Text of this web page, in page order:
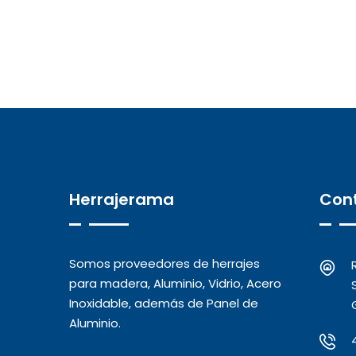
Herrajerama
Somos proveedores de herrajes
para madera, Aluminio, Vidrio, Acero
Inoxidable, además de Panel de
Aluminio.